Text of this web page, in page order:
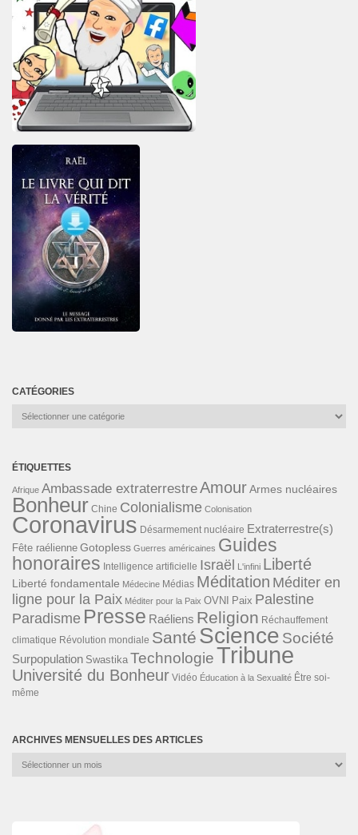
CATÉGORIES
Catégories
ÉTIQUETTES
Afrique Ambassade extraterrestreAmourArmes nucléaires
Bonheur Chine Colonialisme Colonisation
Coronavirus Désarmement nucléaire Extraterrestre(s)
Fête raélienne Gotopless Guerres américaines Guides
honoraires Intelligence artificielle Israël L'infini Liberté
Liberté fondamentale Médecine Médias Méditation Méditer en
ligne pour la Paix Méditer pour la Paix OVNI Paix Palestine
Paradisme Presse Raéliens Religion Réchauffement
climatique Révolution mondiale Santé Science Société
Surpopulation Swastika TechnologieTribune
Université du Bonheur Vidéo Éducation à la Sexualité Être soi-
même
ARCHIVES MENSUELLES DES ARTICLES
Archives